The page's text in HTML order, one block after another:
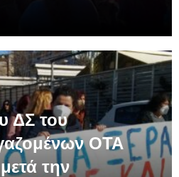
ΔΣ του
ΟΤΑ
την